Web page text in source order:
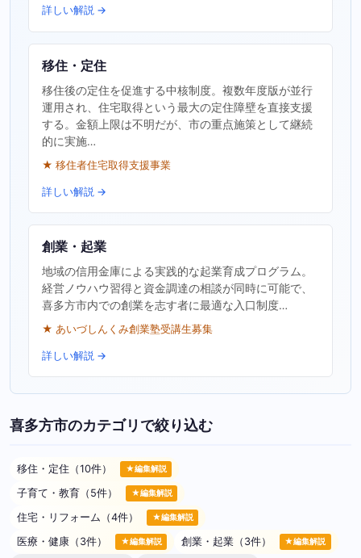
詳しい解説 →
移住・定住
移住後の定住を促進する中核制度。複数年度版が並行
運用され、住宅取得という最大の定住障壁を直接支援
する。金額上限は不明だが、市の重点施策として継続
的に実施…
★ 移住者住宅取得支援事業
詳しい解説 →
創業・起業
地域の信用金庫による実践的な起業育成プログラム。
経営ノウハウ習得と資金調達の相談が同時に可能で、
喜多方市内での創業を志す者に最適な入口制度…
★ あいづしんくみ創業塾受講生募集
詳しい解説 →
喜多方市のカテゴリで絞り込む
移住・定住（10件） ★編集解説
子育て・教育（5件） ★編集解説
住宅・リフォーム（4件） ★編集解説
医療・健康（3件） ★編集解説 創業・起業（3件） ★編集解説